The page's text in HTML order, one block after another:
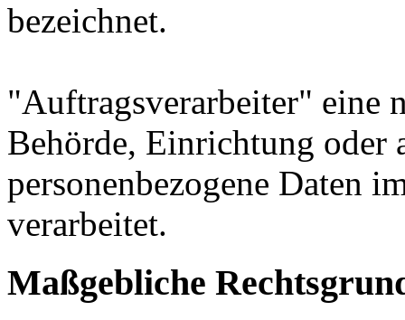
bezeichnet.
"Auftragsverarbeiter" eine
Behörde, Einrichtung oder
personenbezogene Daten
verarbeitet.
Maßgebliche